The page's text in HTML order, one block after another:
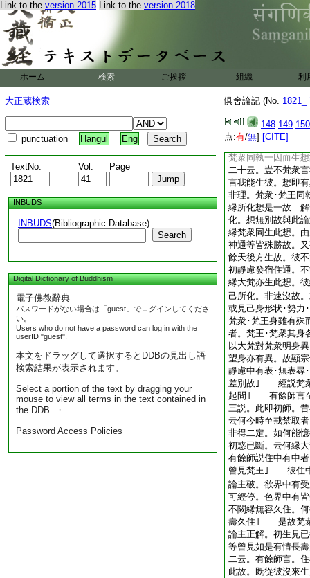
Link to the version 2015 Link to the version 2018
ホーム 検索 ご挨拶 組織 利
大正蔵検索
punctuation Hangul Eng
TextNo. Vol. Page
INBUDS
INBUDS(Bibliographic Database)
Search
Digital Dictionary of Buddhism
電子佛教辭典
パスワードがない場合は「guest」でログインしてくださ
い。
Users who do not have a password can log in with the
userID "guest".
本文をドラッグして選択するとDDBの見出し語
検索結果が表示されます。
Select a portion of the text by dragging your
mouse to view all terms in the text contained in
the DDB. ・
Password Access Policies
倶舍論記 (No. 1821_
148 149 150
点:有/無] [CITE]
故略不言。品類足
知。還據全説不約
彼色身一切皆異
或有異身。據成就
應受分成三種。若
初定除苦有二 彼
或有異想。據成就
有色有情至故名
衆天言擧初顯後。
取後時。以劫初起
梵所生。大梵起想
梵衆同執一因而生
二十云。豈不梵衆
言我能生彼。想即
非理。梵衆･梵王同
縁所化想是一故 解
化。想無別故與此
縁梵衆同生此想。
神通等皆殊勝故。
餘天後方生故。彼
初靜慮發宿住通。
縁大梵亦生此想。
己所化。非速沒故
或見己身形状･勢力
梵衆･梵王身雖有
者。梵王･梵衆其身
以大梵對梵衆明身
望身亦有異。故顯
靜慮中有表･無表尋
差別故｣ 經説梵衆
起問｣ 有餘師言至
三説。此即初師。
云何今時至戒禁取
非得二定。如何能
初惑已斷。云何縁
有餘師説住中有中
曾見梵王｣ 彼住中
論主破。欲界中有
可經停。色界中有
不闕縁無容久住。
壽久住｣ 是故梵衆
論主正解。初生見
等曾見如是有情長
二云。有餘師言。
此故。既從彼沒來